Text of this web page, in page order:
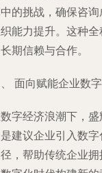
的挑战，确保咨
能力提升。这种
期信赖与合作。
面向赋能企业数
字经济浪潮下，
建议企业引入数
，帮助传统企业